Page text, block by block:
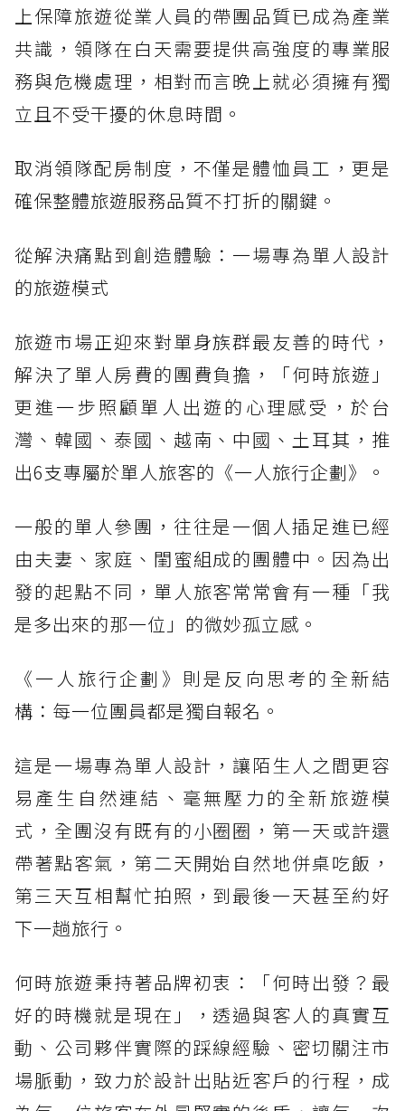
上保障旅遊從業人員的帶團品質已成為產業
共識，領隊在白天需要提供高強度的專業服
務與危機處理，相對而言晚上就必須擁有獨
立且不受干擾的休息時間。
取消領隊配房制度，不僅是體恤員工，更是
確保整體旅遊服務品質不打折的關鍵。
從解決痛點到創造體驗：一場專為單人設計
的旅遊模式
旅遊市場正迎來對單身族群最友善的時代，
解決了單人房費的團費負擔，「何時旅遊」
更進一步照顧單人出遊的心理感受，於台
灣、韓國、泰國、越南、中國、土耳其，推
出6支專屬於單人旅客的《一人旅行企劃》。
一般的單人參團，往往是一個人插足進已經
由夫妻、家庭、閨蜜組成的團體中。因為出
發的起點不同，單人旅客常常會有一種「我
是多出來的那一位」的微妙孤立感。
《一人旅行企劃》則是反向思考的全新結
構：每一位團員都是獨自報名。
這是一場專為單人設計，讓陌生人之間更容
易產生自然連結、毫無壓力的全新旅遊模
式，全團沒有既有的小圈圈，第一天或許還
帶著點客氣，第二天開始自然地併桌吃飯，
第三天互相幫忙拍照，到最後一天甚至約好
下一趟旅行。
何時旅遊秉持著品牌初衷：「何時出發？最
好的時機就是現在」，透過與客人的真實互
動、公司夥伴實際的踩線經驗、密切關注市
場脈動，致力於設計出貼近客戶的行程，成